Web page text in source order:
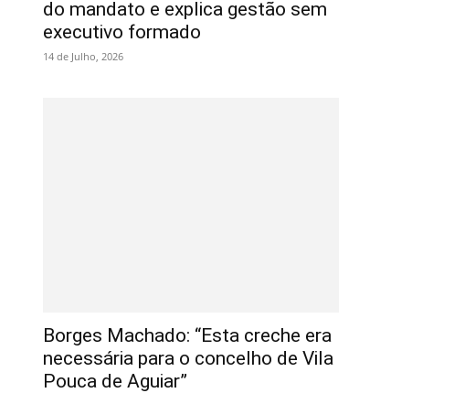
do mandato e explica gestão sem
executivo formado
14 de Julho, 2026
Borges Machado: “Esta creche era
necessária para o concelho de Vila
Pouca de Aguiar”